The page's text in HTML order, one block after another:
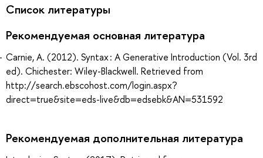
Список литературы
Рекомендуемая основная литература
Carnie, A. (2012). Syntax : A Generative Introduction (Vol. 3rd
ed). Chichester: Wiley-Blackwell. Retrieved from
http://search.ebscohost.com/login.aspx?
direct=true&site=eds-live&db=edsebk&AN=531592
Рекомендуемая дополнительная литература